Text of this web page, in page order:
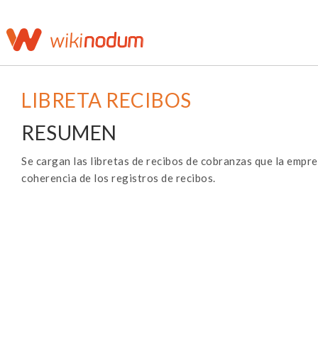
LIBRETA RECIBOS
RESUMEN
Se cargan las libretas de recibos de cobranzas que la
coherencia de los registros de recibos.